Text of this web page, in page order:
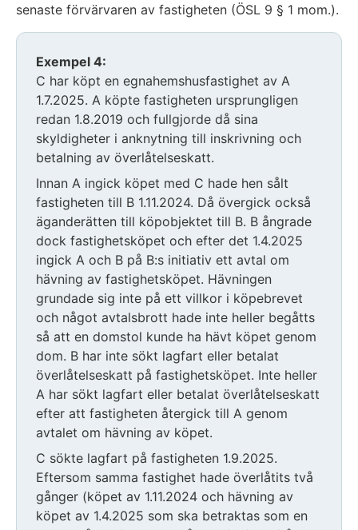
senaste förvärvaren av fastigheten (ÖSL 9 § 1 mom.).
Exemplet
inleds
Exempel 4:
C har köpt en egnahemshusfastighet av A
1.7.2025. A köpte fastigheten ursprungligen
redan 1.8.2019 och fullgjorde då sina
skyldigheter i anknytning till inskrivning och
betalning av överlåtelseskatt.
Innan A ingick köpet med C hade hen sålt
fastigheten till B 1.11.2024. Då övergick också
äganderätten till köpobjektet till B. B ångrade
dock fastighetsköpet och efter det 1.4.2025
ingick A och B på B:s initiativ ett avtal om
hävning av fastighetsköpet. Hävningen
grundade sig inte på ett villkor i köpebrevet
och något avtalsbrott hade inte heller begåtts
så att en domstol kunde ha hävt köpet genom
dom. B har inte sökt lagfart eller betalat
överlåtelseskatt på fastighetsköpet. Inte heller
A har sökt lagfart eller betalat överlåtelseskatt
efter att fastigheten återgick till A genom
avtalet om hävning av köpet.
C sökte lagfart på fastigheten 1.9.2025.
Eftersom samma fastighet hade överlåtits två
gånger (köpet av 1.11.2024 och hävning av
köpet av 1.4.2025 som ska betraktas som en